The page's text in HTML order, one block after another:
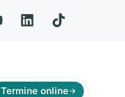
Termine online